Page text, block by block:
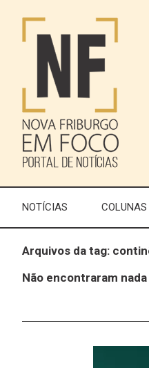
NOTÍCIAS COLUNAS
Arquivos da tag:
Não encontraram